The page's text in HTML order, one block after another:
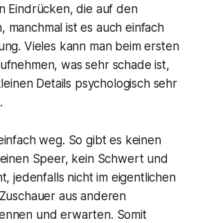
Eindrücken, die auf den
manchmal ist es auch einfach
Vieles kann man beim ersten
was sehr schade ist,
Details psychologisch sehr
weg. So gibt es keinen
Speer, kein Schwert und
jedenfalls nicht im eigentlichen
aus anderen
und erwarten. Somit